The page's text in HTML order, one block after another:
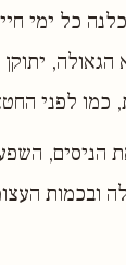
כל ימי
כמו לפני
הניסים,
ובכמות